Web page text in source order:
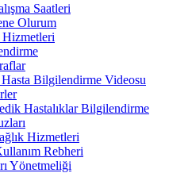
Saatleri
Olurum
Hizmetleri
Hasta Bilgilendirme Videosu
Hastalıklar Bilgilendirme
Hizmetleri
Rebheri
Yönetmeliği